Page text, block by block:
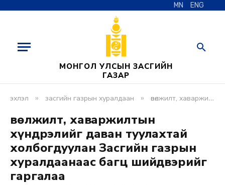
MN ENG
МОНГОЛ УЛСЫН ЗАСГИЙН
ГАЗАР
эхлэл » засгийн газрын хуралдаан » өвөлжилт, хаваржилтын хүндрэлийг даван туулахтай холбогдуулан засгийн газрын хуралдаанаас багц шийдвэрийг гаргалаа
Өвөлжилт, хаваржилтын
хүндрэлийг даван туулахтай
холбогдуулан Засгийн газрын
хуралдаанаас багц шийдвэрийг
гаргалаа